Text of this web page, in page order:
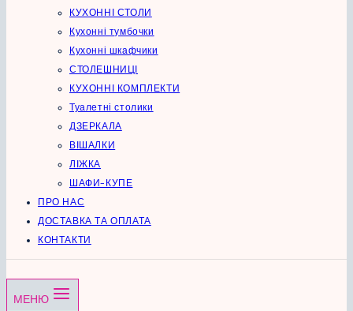
КУХОННІ СТОЛИ
Кухонні тумбочки
Кухонні шкафчики
СТОЛЕШНИЦІ
КУХОННІ КОМПЛЕКТИ
Туалетні столики
ДЗЕРКАЛА
ВІШАЛКИ
ЛІЖКА
ШАФИ-КУПЕ
ПРО НАС
ДОСТАВКА ТА ОПЛАТА
КОНТАКТИ
МЕНЮ